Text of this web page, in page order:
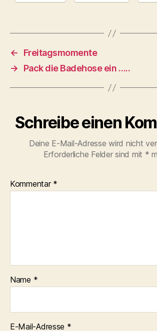
←
Freitagsmomente
→
Pack die Badehose ein …..
Schreibe einen
Deine E-Mail-Adresse wird nicht
Erforderliche Felder sind mit *
Kommentar *
Name *
E-Mail-Adresse *